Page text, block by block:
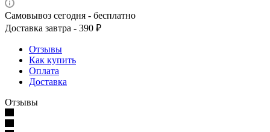
Самовывоз сегодня - бесплатно
Доставка завтра - 390 ₽
Отзывы
Как купить
Оплата
Доставка
Отзывы